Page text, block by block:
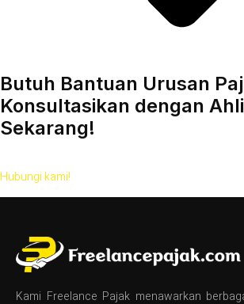
Butuh Bantuan Urusan
Konsultasikan dengan
Sekarang!
Hubungi kami!
Kami Freelance Pajak menawarkan